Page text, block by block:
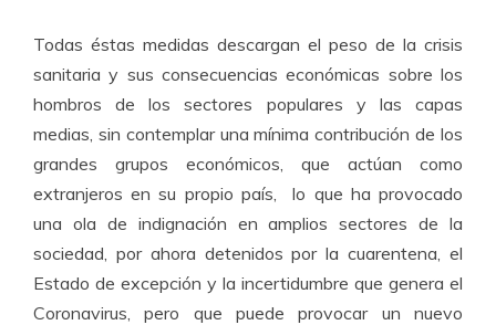
Todas éstas medidas descargan el peso de la crisis
sanitaria y sus consecuencias económicas sobre los
hombros de los sectores populares y las capas
medias, sin contemplar una mínima contribución de los
grandes grupos económicos, que actúan como
extranjeros en su propio país, lo que ha provocado
una ola de indignación en amplios sectores de la
sociedad, por ahora detenidos por la cuarentena, el
Estado de excepción y la incertidumbre que genera el
Coronavirus, pero que puede provocar un nuevo